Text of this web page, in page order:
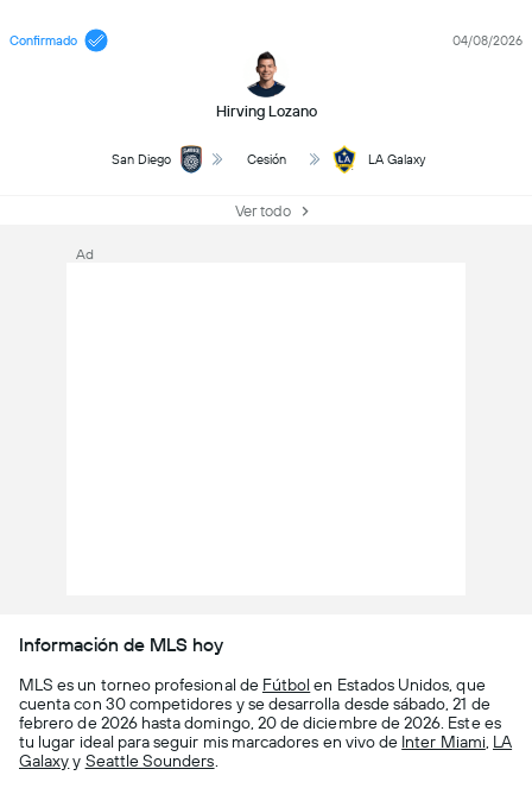
Confirmado
Hirving Lozano
04/08/2026
San Diego Cesión LA Galaxy
Ver todo
Ad
Información de MLS hoy
MLS es un torneo profesional de Fútbol en Estados Unidos, que
cuenta con 30 competidores y se desarrolla desde sábado, 21 de
febrero de 2026 hasta domingo, 20 de diciembre de 2026. Este es
tu lugar ideal para seguir mis marcadores en vivo de Inter Miami, LA
Galaxyy Seattle Sounders